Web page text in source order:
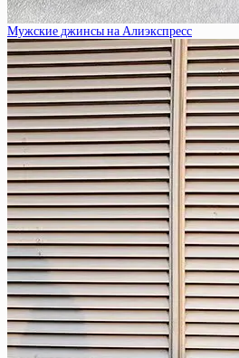
Мужские джинсы на Алиэкспресс